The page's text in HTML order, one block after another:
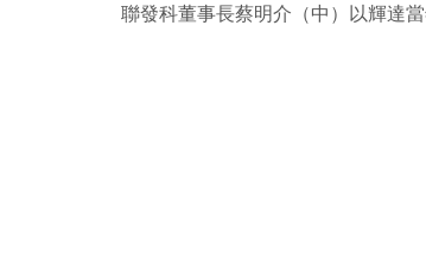
聯發科董事長蔡明介（中）以輝達